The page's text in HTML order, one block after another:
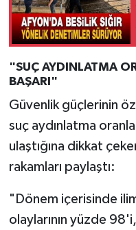
"SUÇ AYDINLATMA
BAŞARI"
Güvenlik güçlerinin
suç aydınlatma
ulaştığına dikkat
rakamları paylaştı:
"Dönem içerisinde
olaylarının yüzde